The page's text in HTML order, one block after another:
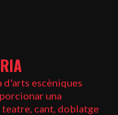
d'arts escèniques
una
cant, doblatge